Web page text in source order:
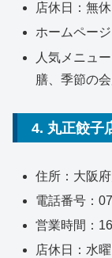
店休日：無休
ホームページ
人気メニュ
膳、季節の
4. 丸正餃子
住所：大阪
電話番号：
営業時間：
店休日：水曜